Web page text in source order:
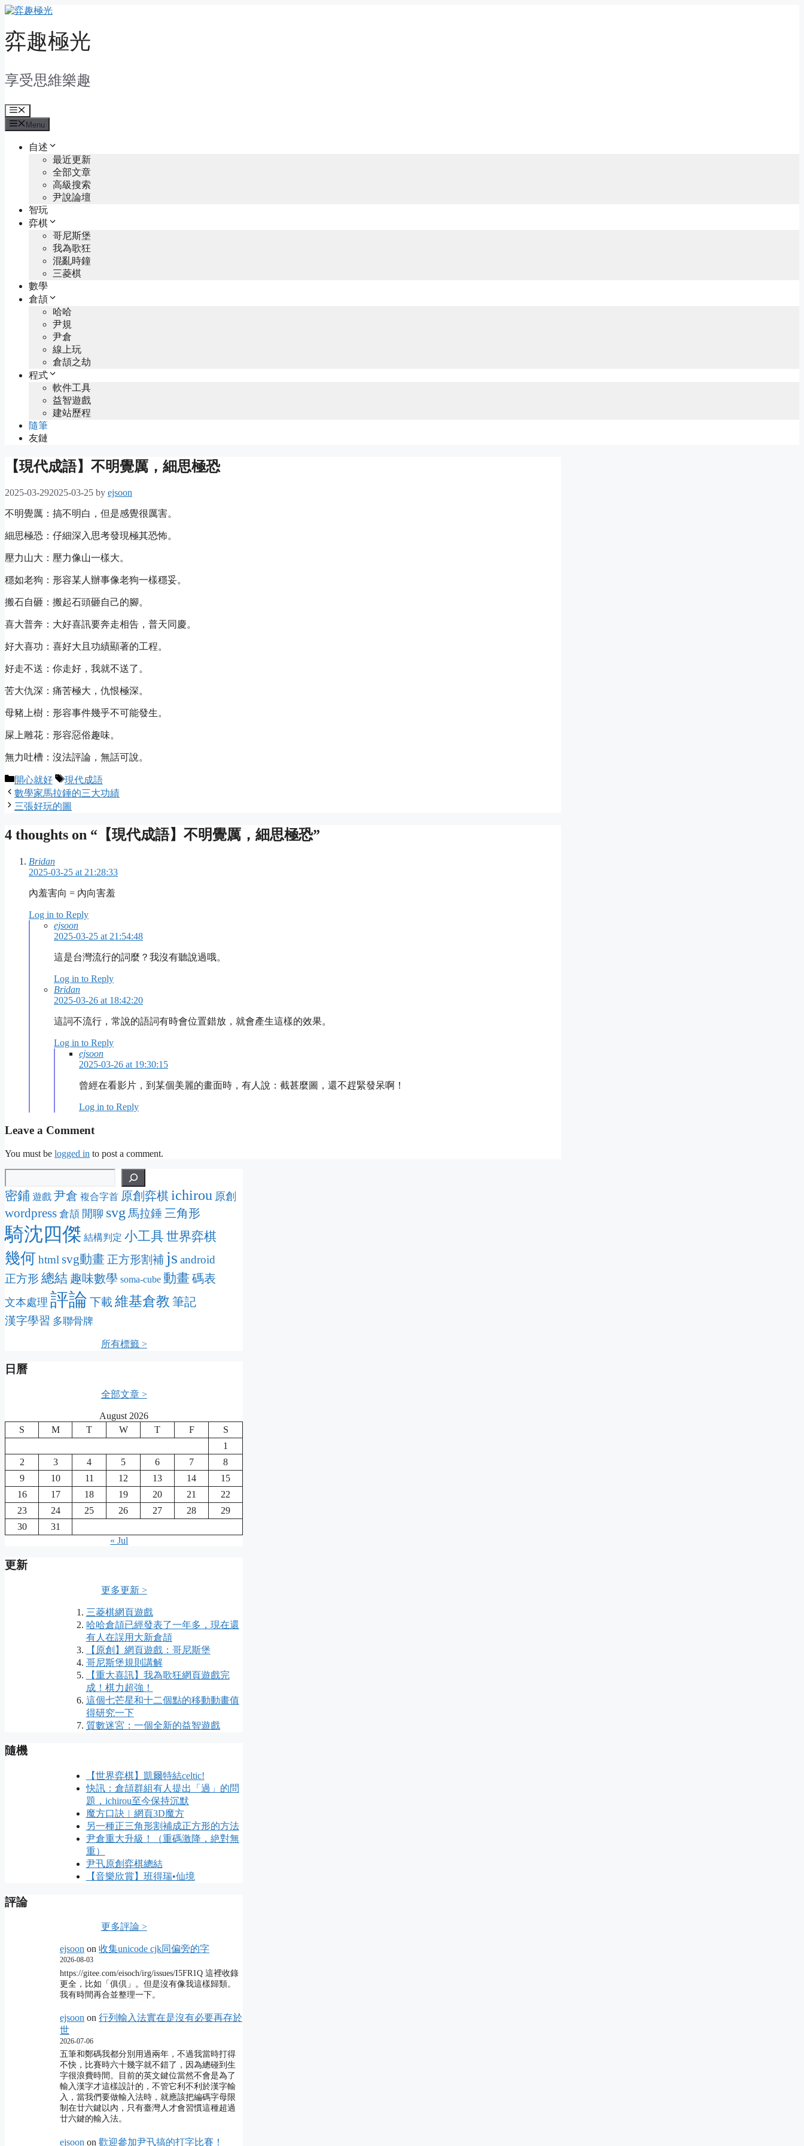
Skip
content
弈趣極光
享受思維樂趣
Menu
Menu
自述
最近更新
全部文章
高級搜索
尹說論壇
智玩
弈棋
哥尼斯堡
我為歌狂
混亂時鐘
三菱棋
數學
倉頡
哈哈
尹規
尹倉
線上玩
倉頡之劫
程式
軟件工具
益智遊戲
建站歷程
隨筆
友鏈
【現代成語】不明覺厲，細思極恐
2025-03-292025-03-25 by ejsoon
不明覺厲：搞不明白，但是感覺很厲害。
細思極恐：仔細深入思考發現極其恐怖。
壓力山大：壓力像山一樣大。
穩如老狗：形容某人辦事像老狗一樣穩妥。
搬石自砸：搬起石頭砸自己的腳。
喜大普奔：大好喜訊要奔走相告，普天同慶。
好大喜功：喜好大且功績顯著的工程。
好走不送：你走好，我就不送了。
苦大仇深：痛苦極大，仇恨極深。
母豬上樹：形容事件幾乎不可能發生。
屎上雕花：形容惡俗趣味。
無力吐槽：沒法評論，無話可說。
Categories
開心就好 Tags
現代成語
數學家馬拉錘的三大功績
三張好玩的圖
4 thoughts on “【現代成語】不明覺厲，細思極恐”
Bridan
2025-03-25 at 21:28:33
內羞害向 = 內向害羞
Log in to Reply
ejsoon
2025-03-25 at 21:54:48
這是台灣流行的詞麼？我沒有聽說過哦。
Log in to Reply
Bridan
2025-03-26 at 18:42:20
這詞不流行，常說的語詞有時會位置錯放，就會產生這樣的效果。
Log in to Reply
ejsoon
2025-03-26 at 19:30:15
曾經在看影片，到某個美麗的畫面時，有人說：截甚麼圖，還不趕緊發呆啊！
Log in to Reply
Leave a Comment
You must be logged in to post a comment.
密鋪 遊戲 尹倉 複合字首 原創弈棋 ichirou 原創
wordpress 倉頡 閒聊 svg 馬拉錘 三角形
騎沈四傑 結構判定 小工具 世界弈棋
幾何html svg動畫 正方形割補 js android
正方形 總結 趣味數學 soma-cube 動畫 碼表
文本處理 評論 下載 維基倉教 筆記
漢字學習 多聯骨牌
所有標籤 >
日曆
全部文章 >
August 2026
S
M T W T F
S
1
2
3 4 5 6 7
8
9
10 11 12 13 14
15
16
17 18 19 20 21
22
23
24 25 26 27 28
29
30
31
« Jul
更新
更多更新 >
三菱棋網頁遊戲
哈哈倉頡已經發表了一年多，現在還
有人在誤用大新倉頡
【原創】網頁遊戲：哥尼斯堡
哥尼斯堡規則講解
【重大喜訊】我為歌狂網頁遊戲完
成！棋力超強！
這個七芒星和十二個點的移動動畫值
得研究一下
質數迷宮：一個全新的益智遊戲
隨機
【世界弈棋】凱爾特結celtic!
快訊：倉頡群組有人提出「過」的問
題，ichirou至今保持沉默
魔方口訣︱網頁3D魔方
另一種正三角形割補成正方形的方法
尹倉重大升級！（重碼激降，絶對無
重）
尹卂原創弈棋總結
【音樂欣賞】班得瑞•仙境
評論
更多評論 >
ejsoon on 收集unicode cjk同偏旁的字
2026-08-03
https://gitee.com/eisoch/irg/issues/I5FR1Q 這裡收錄
更全，比如「俱倶」。但是沒有像我這樣歸類。
我有時間再合並整理一下。
ejsoon on 行列輸入法實在是沒有必要再存於
世
2026-07-06
五筆和鄭碼我都分別用過兩年，不過我當時打得
不快，比賽時六十幾字就不錯了，因為總碰到生
字很浪費時間。目前的英文鍵位當然不會是為了
輸入漢字才這樣設計的，不管它利不利於漢字輸
入，當我們要做輸入法時，就應該把編碼字母限
制在廿六鍵以內，只有臺灣人才會習慣這種超過
廿六鍵的輸入法。
ejsoon on 歡迎參加尹卂搞的打字比賽！